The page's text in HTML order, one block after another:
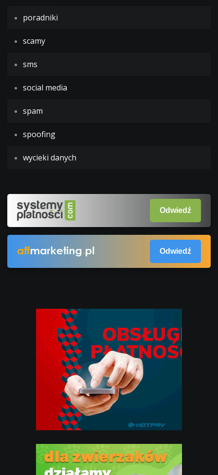
poradniki
scamy
sms
social media
spam
spoofing
wycieki danych
Odwiedź
Odwiedź